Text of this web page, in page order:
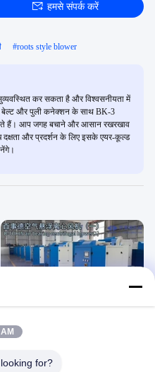
हमसे संपर्क करें
#roots style blower
कर सकता है और विश्वसनीयता में
बेल्ट और पुली कनेक्शन के साथ BK-3
हैं। आप जगह बचाने और आसान रखरखाव
और प्रदर्शन के लिए इसके एयर-कूल्ड
हमारे उत्पाद
April 08, 2025
for?